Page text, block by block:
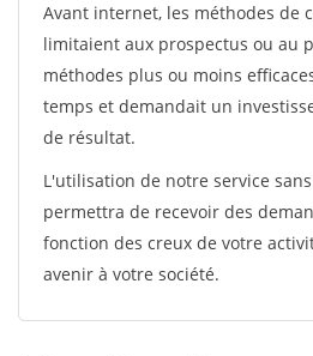
Avant internet, les méthodes de
limitaient aux prospectus ou au
méthodes plus ou moins
temps et demandait un
de résultat.
L'utilisation de notre service
permettra de recevoir des
fonction des creux de votre
avenir à votre société.